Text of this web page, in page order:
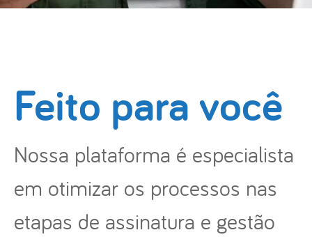
Feito para você
Nossa plataforma é especialista
em otimizar os processos nas
etapas de assinatura e gestão